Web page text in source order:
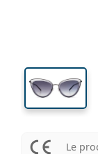
Le